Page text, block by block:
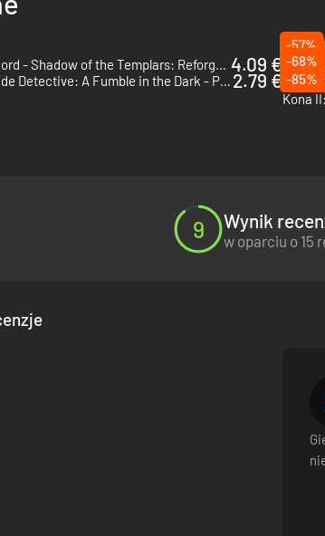
Broken Sword - Shadow of the Templars: Reforged - PC & Mac (Steam) 4.09 €
-57%
The
The Darkside Detective: A Fumble in the Dark - PC & Mac (Steam) 2.79 €
-68%
-85%
Kona
9 Wynik
w oparciu o 15